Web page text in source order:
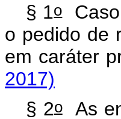
§ 1oCaso
o pedido de
em
2017)
§ 2oAs